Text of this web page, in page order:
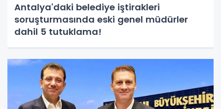
Antalya'daki belediye iştirakleri
soruşturmasında eski genel müdürler
dahil 5 tutuklama!